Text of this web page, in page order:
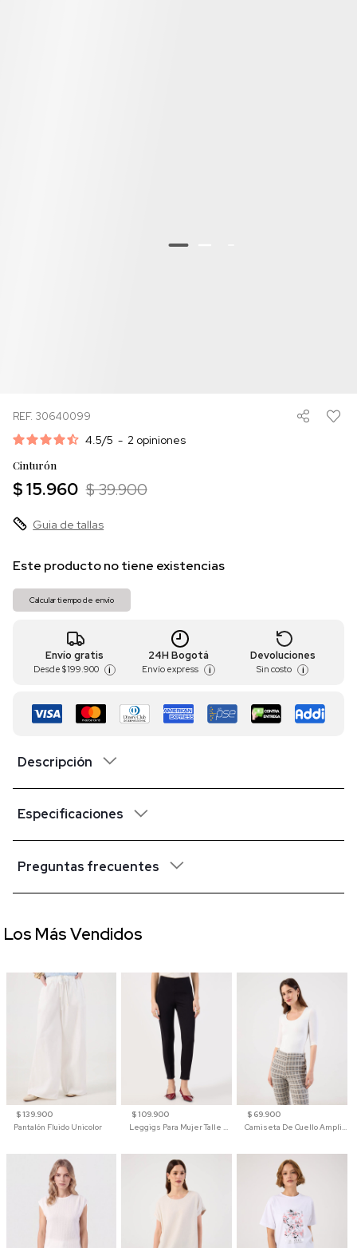
REF. 30640099
4.5/5 - 2 opiniones
Cinturón
$ 15.960 $ 39.900
Guia de tallas
Este producto no tiene existencias
Calcular tiempo de envío
Envío gratis
Desde $ 199.900 i
24H Bogotá
Envío express i
Devoluciones
Sin costo i
Descripción
Especificaciones
Preguntas frecuentes
$ 139.900
Pantalón Fluido Unicolor
$ 109.900
Leggigs Para Mujer Talle Alto Liso
$ 69.900
Camiseta De Cuello Amplio Y Manga 3/4 Para Mujer
Los Más Vendidos